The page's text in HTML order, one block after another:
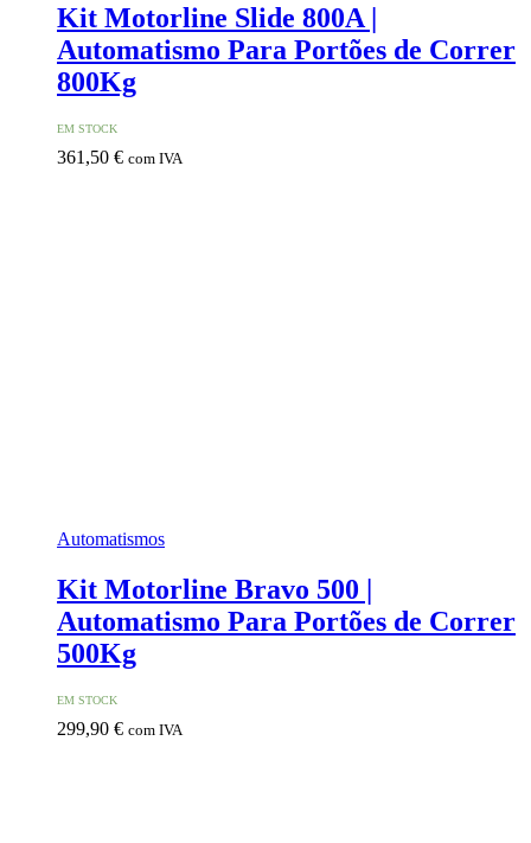
Kit Motorline Slide 800A |
Automatismo Para Portões de Correr
800Kg
EM STOCK
361,50 € com IVA
Automatismos
Kit Motorline Bravo 500 |
Automatismo Para Portões de Correr
500Kg
EM STOCK
299,90 € com IVA